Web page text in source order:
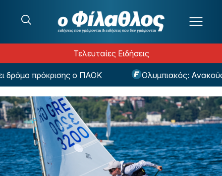
Τελευταίες Ειδήσεις
πρόκρισης ο ΠΑΟΚ Ολυμπιακός: